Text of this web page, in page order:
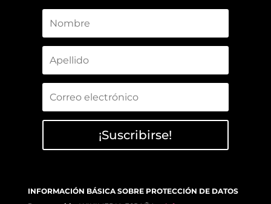
¡Suscribirse!
INFORMACIÓN BÁSICA SOBRE PROTECCIÓN DE DATOS